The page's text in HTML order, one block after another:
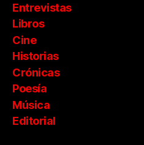
Entrevistas
Libros
Cine
Historias
Crónicas
Poesía
Música
Editorial